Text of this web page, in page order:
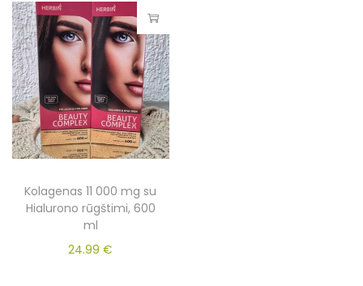
Kolagenas 11 000 mg su
Hialurono rūgštimi, 600
ml
24.99€